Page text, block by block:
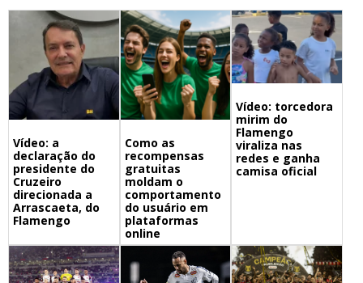
Vídeo: a
declaração do
presidente do
Cruzeiro
direcionada a
Arrascaeta, do
Flamengo
Como as
recompensas
gratuitas
moldam o
comportamento
do usuário em
plataformas
online
Vídeo: torcedora
mirim do
Flamengo
viraliza nas
redes e ganha
camisa oficial